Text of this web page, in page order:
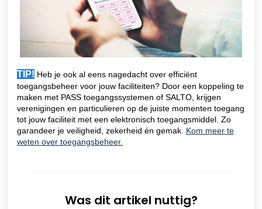
TIP! Heb je ook al eens nagedacht over efficiënt
toegangsbeheer voor jouw faciliteiten? Door een koppeling te
maken met PASS toegangssystemen of SALTO, krijgen
verenigingen en particulieren op de juiste momenten toegang
tot jouw faciliteit met een elektronisch toegangsmiddel. Zo
garandeer je veiligheid, zekerheid én gemak. Kom meer te
weten over toegangsbeheer.
Was dit artikel nuttig?